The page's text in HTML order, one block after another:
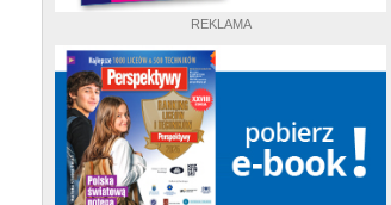
REKLAMA